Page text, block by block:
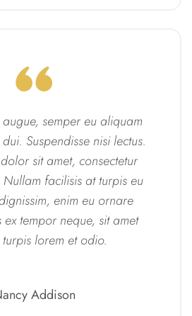
semper eu aliquam
Suspendisse nisi lectus.
sit amet, consectetur
facilisis at turpis eu
enim eu ornare
ex tempor neque, sit amet
lorem et odio.
Addison